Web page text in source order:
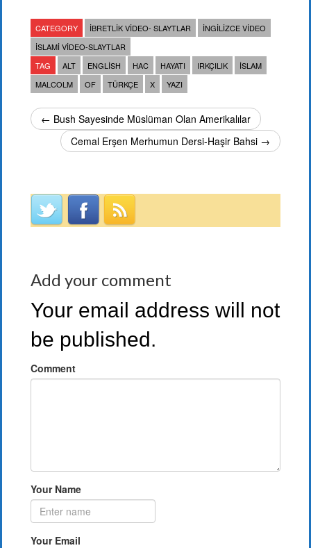
CATEGORY İBRETLIK VIDEO- SLAYTLAR
İNGILIZCE VIDEO
İSLAMI VIDEO-SLAYTLAR
TAG
ALT ENGLISH HAC HAYATI IRKÇILIK
ISLAM
MALCOLM
OF TÜRKÇE X YAZI
← Bush Sayesinde Müslüman Olan Amerikalılar
Cemal Erşen Merhumun Dersi-Haşir Bahsi →
Add your comment
Your email address will not
be published.
Comment
Your Name
Your Email